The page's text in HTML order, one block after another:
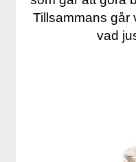
Tillsammans går
vad